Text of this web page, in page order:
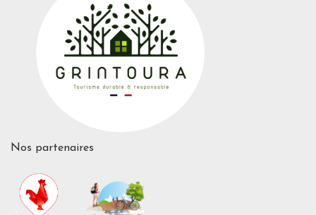
Nos partenaires